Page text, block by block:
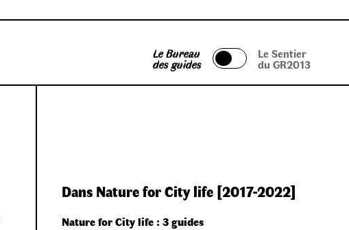
Le Bureau
des guides
Le Sentier
du GR2013
Dans Nature for City life [2017-2022]
Nature for City life : 3 guides